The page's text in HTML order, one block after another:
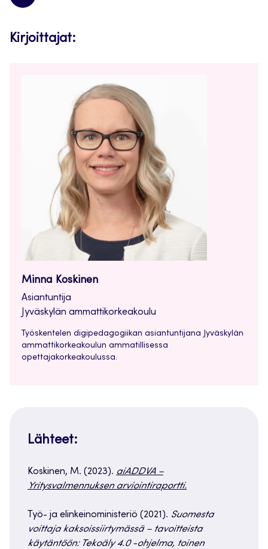
Kirjoittajat:
Minna Koskinen
Asiantuntija
Jyväskylän ammattikorkeakoulu
Työskentelen digipedagogiikan asiantuntijana Jyväskylän
ammattikorkeakoulun ammatillisessa
opettajakorkeakoulussa.
Lähteet:
Koskinen, M. (2023). aiADDVA –
Yritysvalmennuksen arviointiraportti.
Työ- ja elinkeinoministeriö (2021). Suomesta
voittaja kaksoissiirtymässä – tavoitteista
käytäntöön: Tekoäly 4.0 -ohjelma, toinen